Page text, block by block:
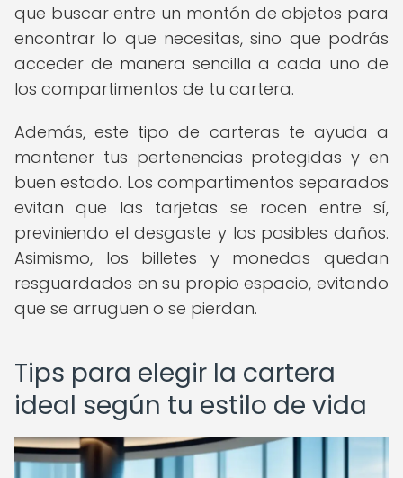
que buscar entre un montón de objetos para
encontrar lo que necesitas, sino que podrás
acceder de manera sencilla a cada uno de
los compartimentos de tu cartera.
Además, este tipo de carteras te ayuda a
mantener tus pertenencias protegidas y en
buen estado. Los compartimentos separados
evitan que las tarjetas se rocen entre sí,
previniendo el desgaste y los posibles daños.
Asimismo, los billetes y monedas quedan
resguardados en su propio espacio, evitando
que se arruguen o se pierdan.
Tips para elegir la cartera
ideal según tu estilo de vida